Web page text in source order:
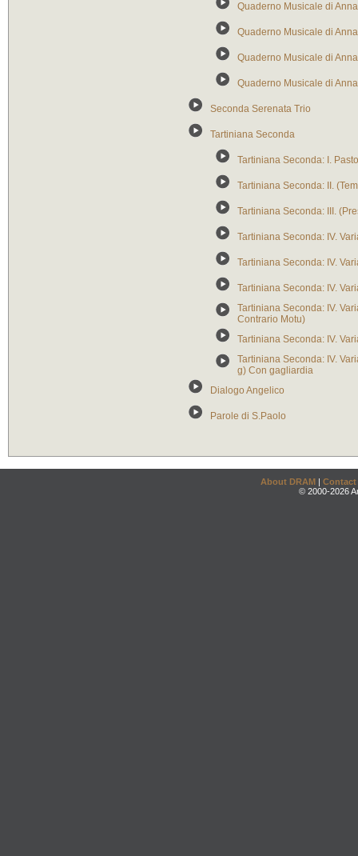
Quaderno Musicale di
Quaderno Musicale di
Quaderno Musicale di
Quaderno Musicale di
Seconda Serenata Trio
Tartiniana Seconda
Tartiniana Seconda: I.
Tartiniana Seconda: II.
Tartiniana Seconda: III.
Tartiniana Seconda: IV.
Tartiniana Seconda: IV.
Tartiniana Seconda: IV.
Tartiniana Seconda: IV.
Contrario Motu)
Tartiniana Seconda: IV.
Tartiniana Seconda: IV.
g) Con gagliardia
Dialogo Angelico
Parole di S.Paolo
About DRAM | Contact
© 2000-2026